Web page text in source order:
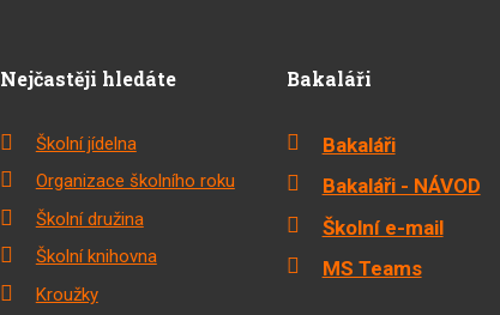
Nejčastěji hledáte
Školní jídelna
Organizace školního roku
Školní družina
Školní knihovna
Kroužky
Bakaláři
Bakaláři
Bakaláři - NÁVOD
Školní e-mail
MS Teams